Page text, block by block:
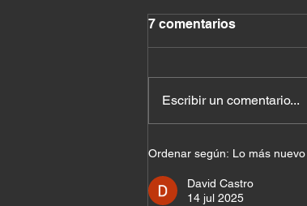
El costo de querer
bien con todos
7 comentarios
Escribir un comentario...
Ordenar según: Lo más nuevo
David Castro
14 jul 2025